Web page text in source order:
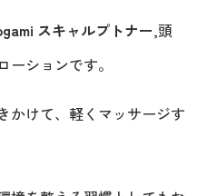
スキャルプトナー,頭
ションです。
かけて、軽くマッサージす